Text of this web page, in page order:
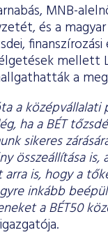
MNB-
és a magyar
mellett
a
a
ha a BÉT
sikeres
összeállítása
is, hogy a
inkább
a BÉT50